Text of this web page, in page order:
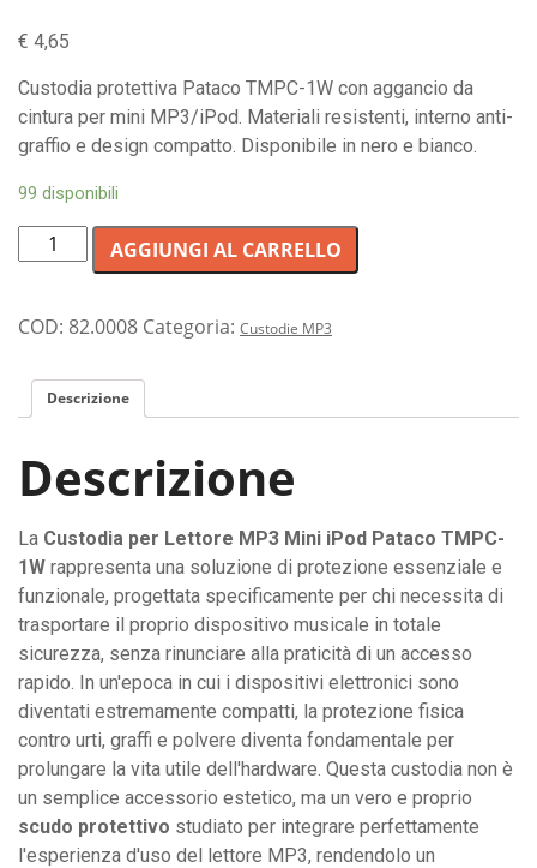
€ 4,65
Custodia protettiva Pataco TMPC-1W con aggancio da
cintura per mini MP3/iPod. Materiali resistenti, interno anti-
graffio e design compatto. Disponibile in nero e bianco.
99 disponibili
Custodia
protettiva
cintura
mini
lettori
e
iPod,
disponibile
in
nero
o
bianco.
quantità
AGGIUNGI AL CARRELLO
COD: 82.0008 Categoria: Custodie MP3
Descrizione
Descrizione
La Custodia per Lettore MP3 Mini iPod Pataco TMPC-
1W rappresenta una soluzione di protezione essenziale e
funzionale, progettata specificamente per chi necessita di
trasportare il proprio dispositivo musicale in totale
sicurezza, senza rinunciare alla praticità di un accesso
rapido. In un'epoca in cui i dispositivi elettronici sono
diventati estremamente compatti, la protezione fisica
contro urti, graffi e polvere diventa fondamentale per
prolungare la vita utile dell'hardware. Questa custodia non è
un semplice accessorio estetico, ma un vero e proprio
scudo protettivo studiato per integrare perfettamente
l'esperienza d'uso del lettore MP3, rendendolo un